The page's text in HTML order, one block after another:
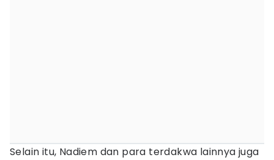
Selain itu, Nadiem dan para terdakwa lainnya juga